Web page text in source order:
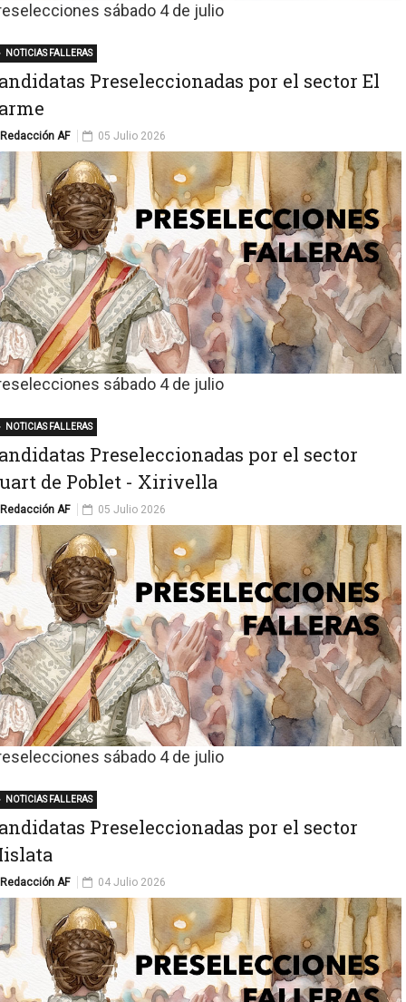
sábado 4 de julio
Preseleccionadas por el sector El
Redacción AF
NOTICIAS FALLERAS
05 Julio 2026
sábado 4 de julio
Preseleccionadas por el sector
de Poblet - Xirivella
Redacción AF
NOTICIAS FALLERAS
05 Julio 2026
sábado 4 de julio
Preseleccionadas por el sector
Redacción AF
NOTICIAS FALLERAS
04 Julio 2026